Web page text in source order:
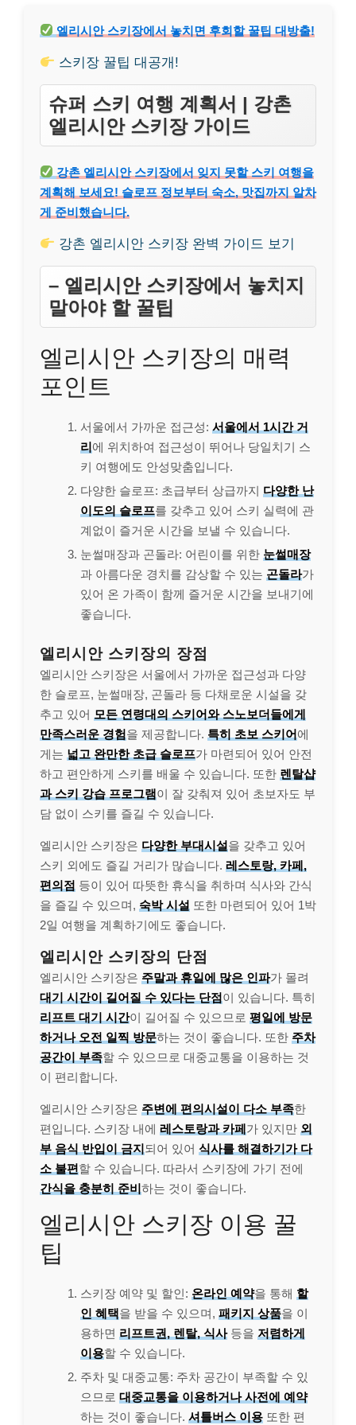
엘리시안 스키장에서 놓치면 후회할 꿀팁 대방출!
스키장 꿀팁 대공개!
슈퍼 스키 여행 계획서 | 강촌
엘리시안 스키장 가이드
강촌 엘리시안 스키장에서 잊지 못할 스키 여행을
계획해 보세요! 슬로프 정보부터 숙소, 맛집까지 알차
게 준비했습니다.
강촌 엘리시안 스키장 완벽 가이드 보기
– 엘리시안 스키장에서 놓치지
말아야 할 꿀팁
엘리시안 스키장의 매력
포인트
서울에서 가까운 접근성: 서울에서 1시간 거
리에 위치하여 접근성이 뛰어나 당일치기 스
키 여행에도 안성맞춤입니다.
다양한 슬로프: 초급부터 상급까지 다양한 난
이도의 슬로프를 갖추고 있어 스키 실력에 관
계없이 즐거운 시간을 보낼 수 있습니다.
눈썰매장과 곤돌라: 어린이를 위한 눈썰매장
과 아름다운 경치를 감상할 수 있는 곤돌라가
있어 온 가족이 함께 즐거운 시간을 보내기에
좋습니다.
엘리시안 스키장의 장점
엘리시안 스키장은 서울에서 가까운 접근성과 다양
한 슬로프, 눈썰매장, 곤돌라 등 다채로운 시설을 갖
추고 있어 모든 연령대의 스키어와 스노보더들에게
만족스러운 경험을 제공합니다. 특히 초보 스키어에
게는 넓고 완만한 초급 슬로프가 마련되어 있어 안전
하고 편안하게 스키를 배울 수 있습니다. 또한 렌탈샵
과 스키 강습 프로그램이 잘 갖춰져 있어 초보자도 부
담 없이 스키를 즐길 수 있습니다.
엘리시안 스키장은 다양한 부대시설을 갖추고 있어
스키 외에도 즐길 거리가 많습니다. 레스토랑, 카페,
편의점 등이 있어 따뜻한 휴식을 취하며 식사와 간식
을 즐길 수 있으며, 숙박 시설 또한 마련되어 있어 1박
2일 여행을 계획하기에도 좋습니다.
엘리시안 스키장의 단점
엘리시안 스키장은 주말과 휴일에 많은 인파가 몰려
대기 시간이 길어질 수 있다는 단점이 있습니다. 특히
리프트 대기 시간이 길어질 수 있으므로 평일에 방문
하거나 오전 일찍 방문하는 것이 좋습니다. 또한 주차
공간이 부족할 수 있으므로 대중교통을 이용하는 것
이 편리합니다.
엘리시안 스키장은 주변에 편의시설이 다소 부족한
편입니다. 스키장 내에 레스토랑과 카페가 있지만 외
부 음식 반입이 금지되어 있어 식사를 해결하기가 다
소 불편할 수 있습니다. 따라서 스키장에 가기 전에
간식을 충분히 준비하는 것이 좋습니다.
엘리시안 스키장 이용 꿀
팁
스키장 예약 및 할인: 온라인 예약을 통해 할
인 혜택을 받을 수 있으며, 패키지 상품을 이
용하면 리프트권, 렌탈, 식사등을 저렴하게
이용할 수 있습니다.
주차 및 대중교통: 주차 공간이 부족할 수 있
으므로 대중교통을 이용하거나 사전에 예약
하는 것이 좋습니다. 셔틀버스 이용 또한 편